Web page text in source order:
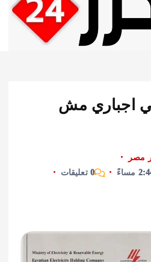
رمضان
أمينمش
0 تعليقات